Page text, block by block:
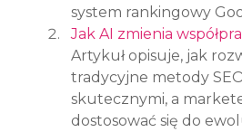
system rankingowy
Jak AI zmienia
Artykuł opisuje, jak
tradycyjne metody
skutecznymi, a
dostosować się do